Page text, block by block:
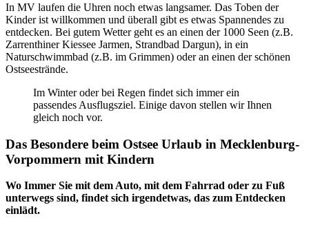
In MV laufen die Uhren noch etwas langsamer. Das Toben der
Kinder ist willkommen und überall gibt es etwas Spannendes zu
entdecken. Bei gutem Wetter geht es an einen der 1000 Seen (z.B.
Zarrenthiner Kiessee Jarmen, Strandbad Dargun), in ein
Naturschwimmbad (z.B. im Grimmen) oder an einen der schönen
Ostseestrände.
Im Winter oder bei Regen findet sich immer ein
passendes Ausflugsziel. Einige davon stellen wir Ihnen
gleich noch vor.
Das Besondere beim Ostsee Urlaub in Mecklenburg-
Vorpommern mit Kindern
Wo Immer Sie mit dem Auto, mit dem Fahrrad oder zu Fuß
unterwegs sind, findet sich irgendetwas, das zum Entdecken
einlädt.